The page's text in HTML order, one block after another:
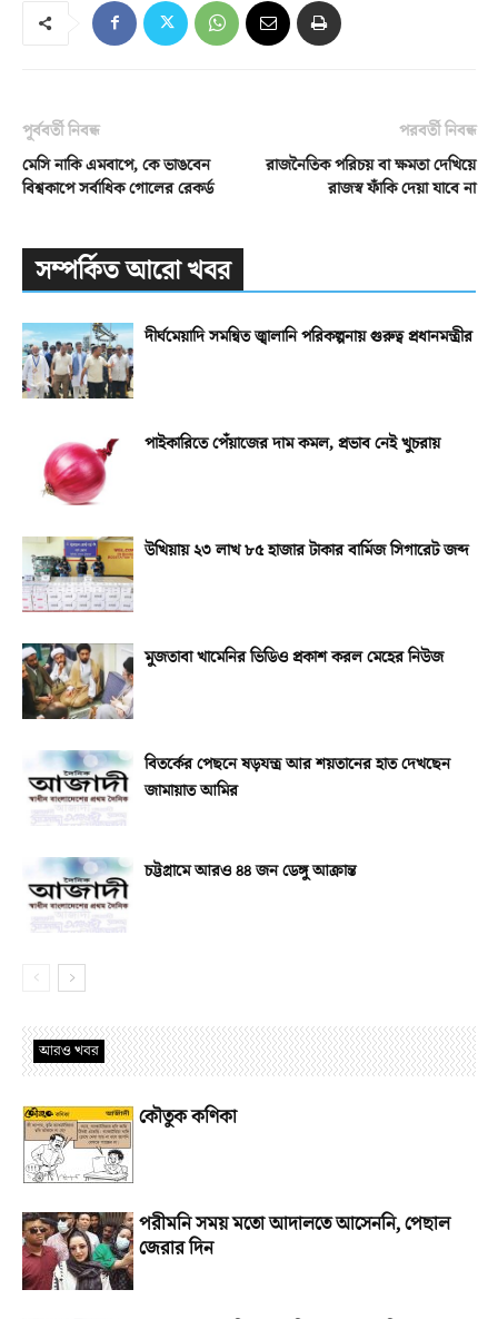
পূর্ববর্তী নিবন্ধ
মেসি নাকি এমবাপে, কে ভাঙবেন
বিশ্বকাপে সর্বাধিক গোলের রেকর্ড
পরবর্তী নিবন্ধ
রাজনৈতিক পরিচয় বা ক্ষমতা দেখিয়ে
রাজস্ব ফাঁকি দেয়া যাবে না
সম্পর্কিত আরো খবর
দীর্ঘমেয়াদি সমন্বিত জ্বালানি পরিকল্পনায় গুরুত্ব প্রধানমন্ত্রীর
পাইকারিতে পেঁয়াজের দাম কমল, প্রভাব নেই খুচরায়
উখিয়ায় ২৩ লাখ ৮৫ হাজার টাকার বার্মিজ সিগারেট জব্দ
মুজতাবা খামেনির ভিডিও প্রকাশ করল মেহের নিউজ
বিতর্কের পেছনে ষড়যন্ত্র আর শয়তানের হাত দেখছেন
জামায়াত আমির
চট্টগ্রামে আরও ৪৪ জন ডেঙ্গু আক্রান্ত
আরও খবর
কৌতুক কণিকা
পরীমনি সময় মতো আদালতে আসেননি, পেছাল
জেরার দিন